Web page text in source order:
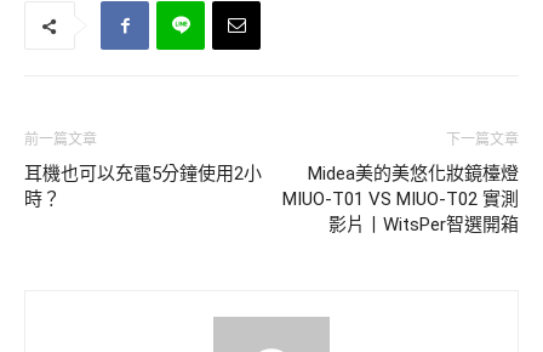
前一篇文章
耳機也可以充電5分鐘使用2小
時？
下一篇文章
Midea美的美悠化妝鏡檯燈
MIUO-T01 VS MIUO-T02 實測
影片丨WitsPer智選開箱